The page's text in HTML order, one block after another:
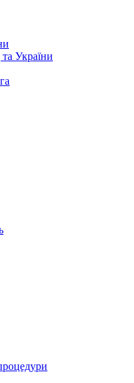
України